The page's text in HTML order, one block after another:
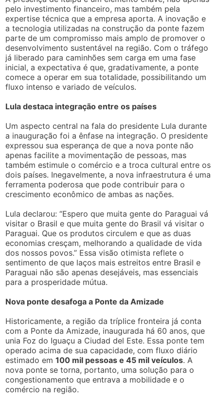
pelo investimento financeiro, mas também pela
expertise técnica que a empresa aporta. A inovação e
a tecnologia utilizadas na construção da ponte fazem
parte de um compromisso mais amplo de promover o
desenvolvimento sustentável na região. Com o tráfego
já liberado para caminhões sem carga em uma fase
inicial, a expectativa é que, gradativamente, a ponte
comece a operar em sua totalidade, possibilitando um
fluxo intenso e variado de veículos.
Lula destaca integração entre os países
Um aspecto central na fala do presidente Lula durante
a inauguração foi a ênfase na integração. O presidente
expressou sua esperança de que a nova ponte não
apenas facilite a movimentação de pessoas, mas
também estimule o comércio e a troca cultural entre os
dois países. Inegavelmente, a nova infraestrutura é uma
ferramenta poderosa que pode contribuir para o
crescimento econômico de ambas as nações.
Lula declarou: “Espero que muita gente do Paraguai vá
visitar o Brasil e que muita gente do Brasil vá visitar o
Paraguai. Que os produtos circulem e que as duas
economias cresçam, melhorando a qualidade de vida
dos nossos povos.” Essa visão otimista reflete o
sentimento de que laços mais estreitos entre Brasil e
Paraguai não são apenas desejáveis, mas essenciais
para a prosperidade mútua.
Nova ponte desafoga a Ponte da Amizade
Historicamente, a região da tríplice fronteira já conta
com a Ponte da Amizade, inaugurada há 60 anos, que
unia Foz do Iguaçu a Ciudad del Este. Essa ponte tem
operado acima de sua capacidade, com fluxo diário
estimado em100 mil pessoas e 45 mil veículos. A
nova ponte se torna, portanto, uma solução para o
congestionamento que entrava a mobilidade e o
comércio na região.